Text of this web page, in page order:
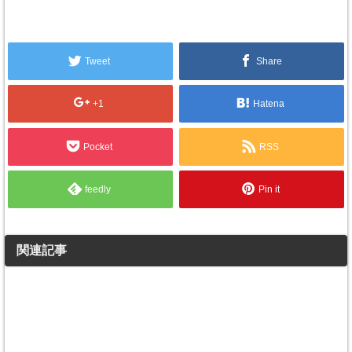
Tweet Share
+1 Hatena
Pocket RSS
feedly Pin it
関連記事